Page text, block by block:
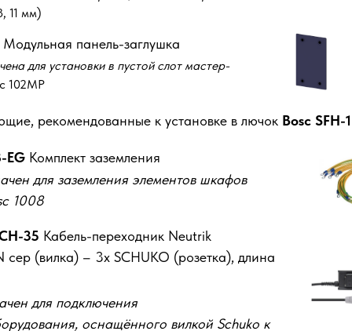
11 мм)
для установки в пустой слот мастер-
102MP
Модульная панель-заглушка
рекомендованные к установке в лючок Bosc SFH-
для подключения
оснащённого вилкой Schuko к
35 Кабель-переходник Neutrik
сер (вилка) – 3x SCHUKO (розетка), длина
для заземления элементов шкафов
1008
EG Комплект заземления